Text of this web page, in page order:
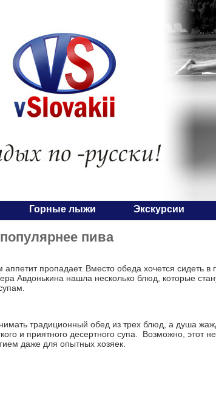
Горные лыжи Экскурсии
пива
пропадает. Вместо обеда хочется сидеть в
Авдонькина нашла несколько блюд, которые
традиционный обед из трех блюд, а душа
и приятного десертного супа. Возможно, этот
даже для опытных хозяек.